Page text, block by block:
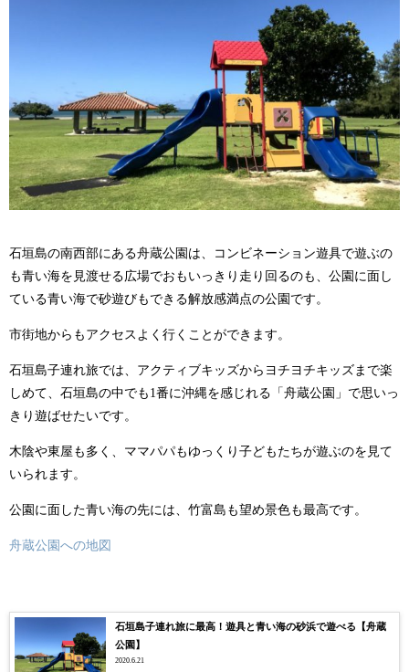
石垣島の南西部にある舟蔵公園は、コンビネーション遊具で遊ぶの
も青い海を見渡せる広場でおもいっきり走り回るのも、公園に面し
ている青い海で砂遊びもできる解放感満点の公園です。
市街地からもアクセスよく行くことができます。
石垣島子連れ旅では、アクティブキッズからヨチヨチキッズまで楽
しめて、石垣島の中でも1番に沖縄を感じれる「舟蔵公園」で思いっ
きり遊ばせたいです。
木陰や東屋も多く、ママパパもゆっくり子どもたちが遊ぶのを見て
いられます。
公園に面した青い海の先には、竹富島も望め景色も最高です。
舟蔵公園への地図
石垣島子連れ旅に最高！遊具と青い海の砂浜で遊べる【舟蔵
公園】
2020.6.21